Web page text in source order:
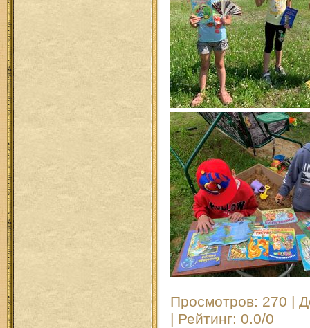
Просмотров: 270 |
| Рейтинг: 0.0/0